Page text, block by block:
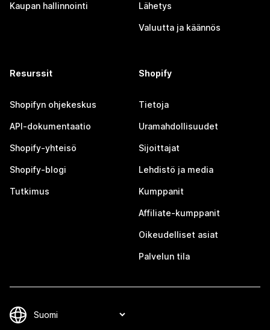
Kaupan hallinnointi Lähetys
Valuutta ja käännös
Resurssit
Shopifyn ohjekeskus
API-dokumentaatio
Shopify-yhteisö
Shopify-blogi
Tutkimus
Shopify
Tietoja
Uramahdollisuudet
Sijoittajat
Lehdistö ja media
Kumppanit
Affiliate-kumppanit
Oikeudelliset asiat
Palvelun tila